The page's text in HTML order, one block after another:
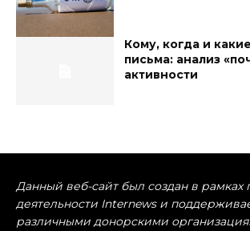
Кому, когда и
письма: анализ
активности
Данный веб-сайт был создан в рамках
деятельности Internews и
различными донорскими